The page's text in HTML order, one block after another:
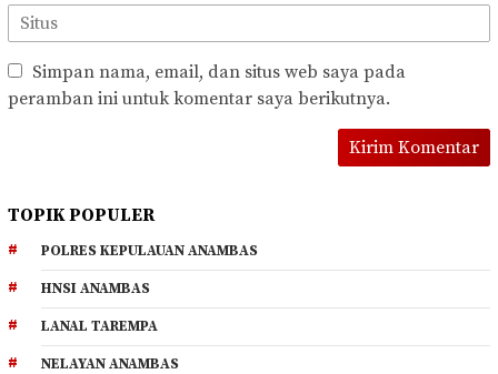
Simpan nama, email, dan situs web saya pada
peramban ini untuk komentar saya berikutnya.
TOPIK POPULER
POLRES KEPULAUAN ANAMBAS
HNSI ANAMBAS
LANAL TAREMPA
NELAYAN ANAMBAS